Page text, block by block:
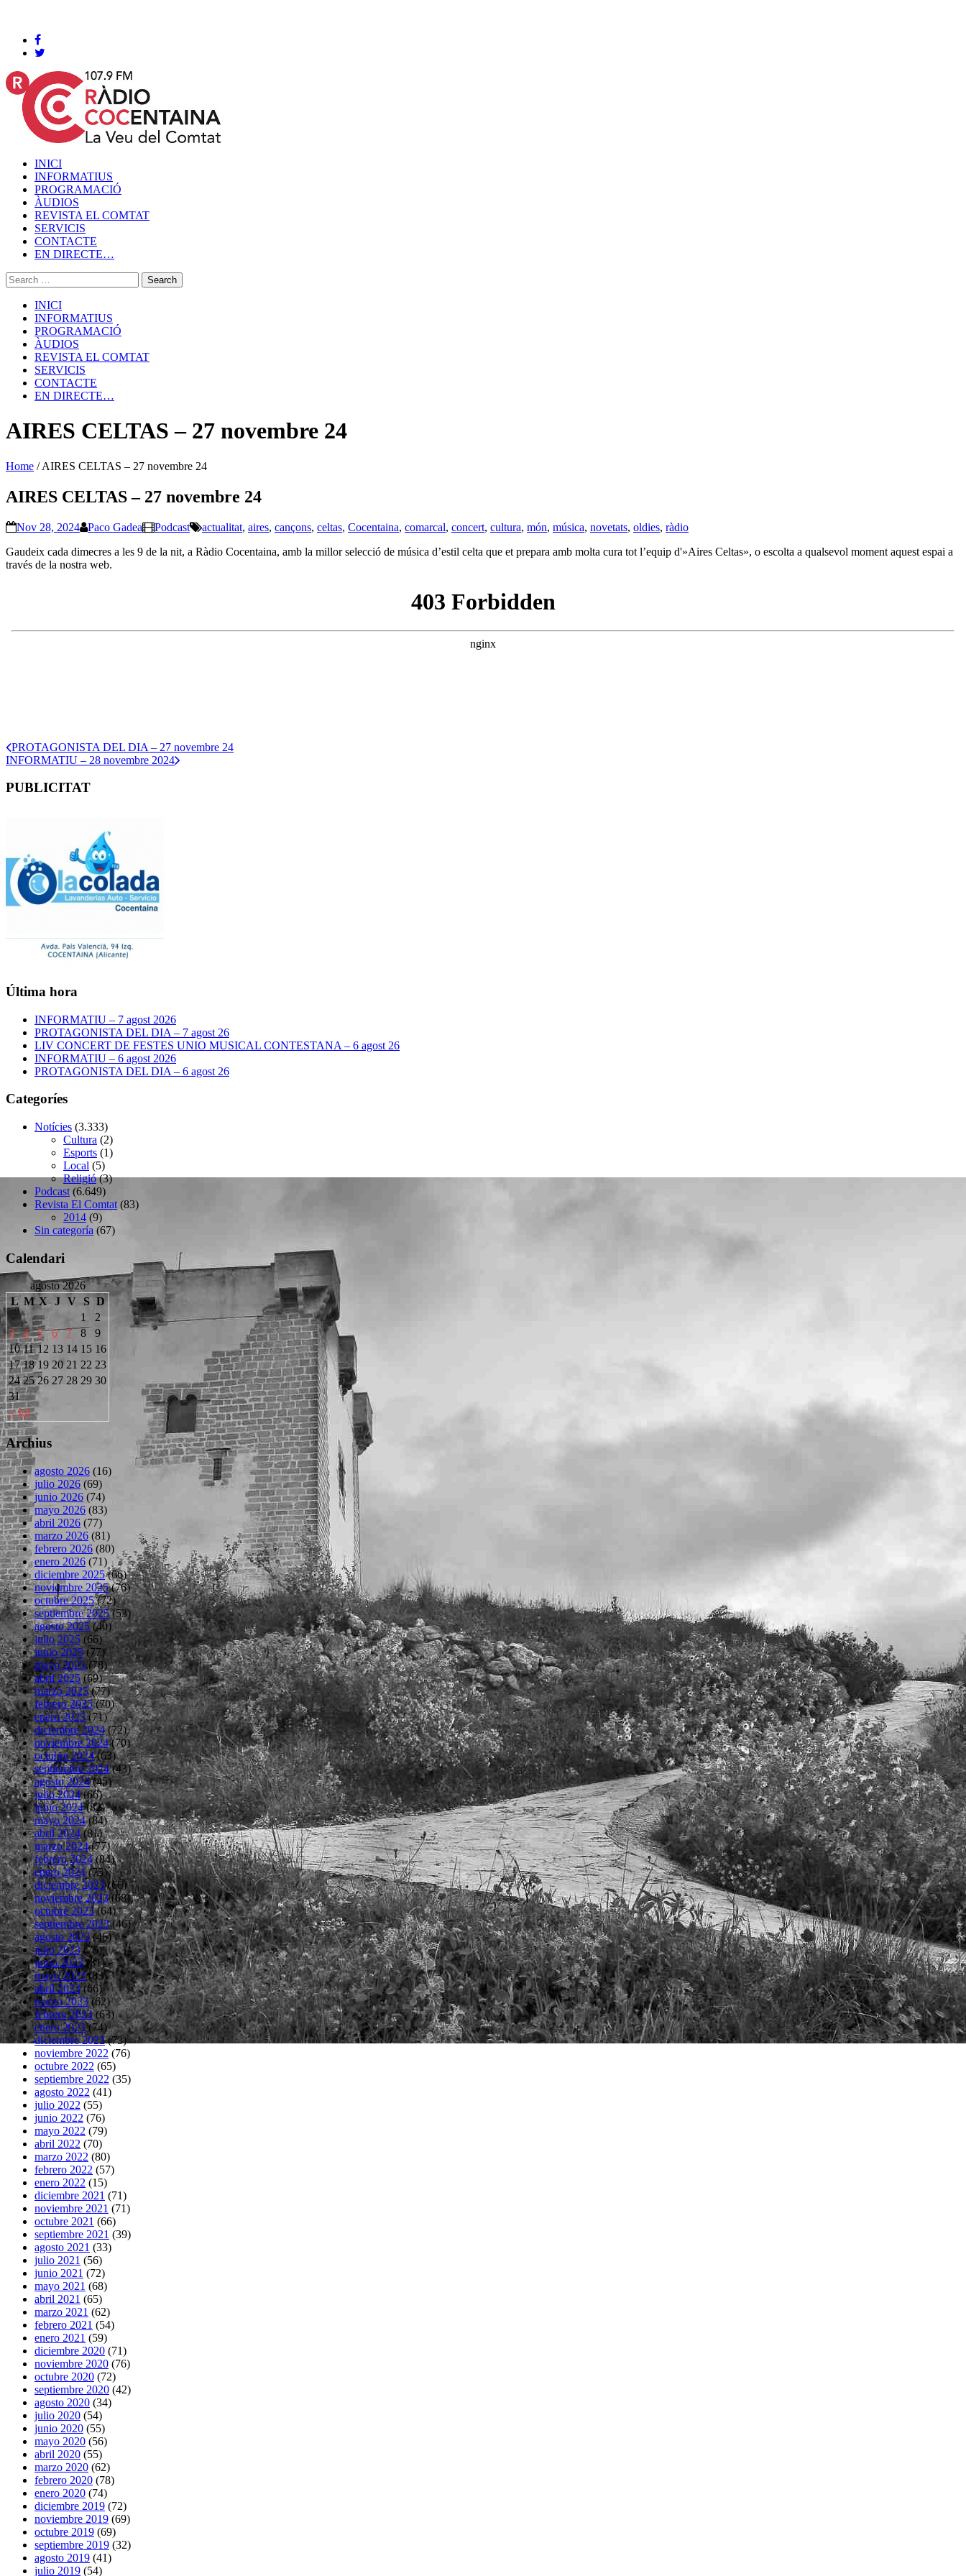
INICI
INFORMATIUS
PROGRAMACIÓ
ÀUDIOS
REVISTA EL COMTAT
SERVICIS
CONTACTE
EN DIRECTE…
INICI
INFORMATIUS
PROGRAMACIÓ
ÀUDIOS
REVISTA EL COMTAT
SERVICIS
CONTACTE
EN DIRECTE…
AIRES CELTAS – 27 novembre 24
Home /AIRES CELTAS – 27 novembre 24
AIRES CELTAS – 27 novembre 24
Nov 28, 2024 Paco Gadea Podcast actualitat, aires, cançons, celtas, Cocentaina, comarcal, concert, cultura, món, música, novetats, oldies, ràdio
Gaudeix cada dimecres a les 9 de la nit, a Ràdio Cocentaina, amb la millor selecció de música d’estil celta que et prepara amb molta cura tot l’equip d'»Aires Celtas», o escolta a qualsevol moment aquest espai a
través de la nostra web.
PROTAGONISTA DEL DIA – 27 novembre 24
INFORMATIU – 28 novembre 2024
PUBLICITAT
Última hora
INFORMATIU – 7 agost 2026
PROTAGONISTA DEL DIA – 7 agost 26
LIV CONCERT DE FESTES UNIO MUSICAL CONTESTANA – 6 agost 26
INFORMATIU – 6 agost 2026
PROTAGONISTA DEL DIA – 6 agost 26
Categoríes
Notícies (3.333)
Cultura (2)
Esports (1)
Local (5)
Religió(3)
Podcast (6.649)
Revista El Comtat (83)
2014 (9)
Sin categoría (67)
Calendari
agosto 2026
L M X J V S D
« Jul
1
2
3
4 5 6 7 8
9
10 11 12 13 14 15 16
17 18 19 20 21 22 23
24 25 26 27 28 29 30
31
Archius
agosto 2026 (16)
julio 2026 (69)
junio 2026 (74)
mayo 2026 (83)
abril 2026 (77)
marzo 2026 (81)
febrero 2026 (80)
enero 2026 (71)
diciembre 2025(66)
noviembre 2025(76)
octubre 2025(72)
septiembre 2025(53)
agosto 2025(40)
julio 2025 (66)
junio 2025(77)
mayo 2025(78)
abril 2025(69)
marzo 2025(77)
febrero 2025(70)
enero 2025(71)
diciembre 2024(72)
noviembre 2024(70)
octubre 2024(63)
septiembre 2024(43)
agosto 2024(45)
julio 2024(66)
junio 2024(82)
mayo 2024(84)
abril 2024(81)
marzo 2024(77)
febrero 2024(84)
enero 2024(75)
diciembre 2023(66)
noviembre 2023(68)
octubre 2023(64)
septiembre 2023(46)
agosto 2023(46)
julio 2023(75)
junio 2023(81)
mayo 2023(83)
abril 2023(66)
marzo 2023(62)
febrero 2023(63)
enero 2023(74)
diciembre 2022(73)
noviembre 2022 (76)
octubre 2022 (65)
septiembre 2022 (35)
agosto 2022 (41)
julio 2022 (55)
junio 2022 (76)
mayo 2022 (79)
abril 2022 (70)
marzo 2022 (80)
febrero 2022 (57)
enero 2022 (15)
diciembre 2021 (71)
noviembre 2021 (71)
octubre 2021 (66)
septiembre 2021 (39)
agosto 2021 (33)
julio 2021 (56)
junio 2021 (72)
mayo 2021 (68)
abril 2021 (65)
marzo 2021 (62)
febrero 2021 (54)
enero 2021 (59)
diciembre 2020 (71)
noviembre 2020 (76)
octubre 2020 (72)
septiembre 2020 (42)
agosto 2020 (34)
julio 2020 (54)
junio 2020 (55)
mayo 2020 (56)
abril 2020 (55)
marzo 2020 (62)
febrero 2020 (78)
enero 2020 (74)
diciembre 2019 (72)
noviembre 2019 (69)
octubre 2019 (69)
septiembre 2019 (32)
agosto 2019 (41)
julio 2019 (54)